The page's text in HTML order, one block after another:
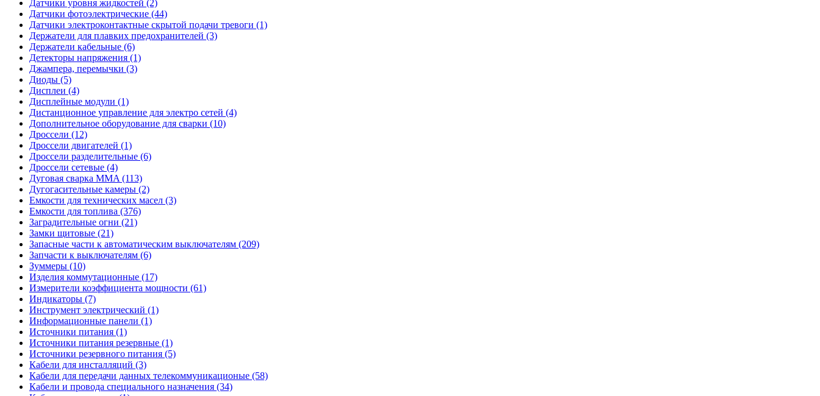
Датчики уровня жидкостей (2)
Датчики фотоэлектрические (44)
Датчики электроконтактные скрытой подачи тревоги (1)
Держатели для плавких предохранителей (3)
Держатели кабельные (6)
Детекторы напряжения (1)
Джампера, перемычки (3)
Диоды (5)
Дисплеи (4)
Дисплейные модули (1)
Дистанционное управление для электро сетей (4)
Дополнительное оборудование для сварки (10)
Дроссели (12)
Дроссели двигателей (1)
Дроссели разделительные (6)
Дроссели сетевые (4)
Дуговая сварка MMA (113)
Дугогасительные камеры (2)
Емкости для технических масел (3)
Емкости для топлива (376)
Заградительные огни (21)
Замки щитовые (21)
Запасные части к автоматическим выключателям (209)
Запчасти к выключателям (6)
Зуммеры (10)
Изделия коммутационные (17)
Измерители коэффициента мощности (61)
Индикаторы (7)
Инструмент электрический (1)
Информационные панели (1)
Источники питания (1)
Источники питания резервные (1)
Источники резервного питания (5)
Кабели для инсталляций (3)
Кабели для передачи данных телекоммуникационые (58)
Кабели и провода специального назначения (34)